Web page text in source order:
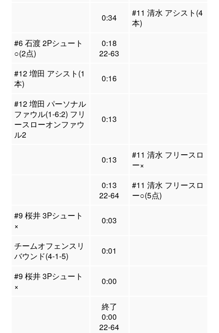
0:34
#11 清水 アシスト(4
本)
#6 石渡 2Pシュート
○(2点)
0:18
22-63
#12 増田 アシスト(1
本)
0:16
#12 増田 パーソナル
ファウル(1-6:2) フリ
ースローオンファウ
ル2
0:13
0:13
#11 清水 フリースロ
ー×
0:13
22-64
#11 清水 フリースロ
ー○(5点)
#9 桜井 3Pシュート
×
0:03
チームオフェンスリ
バウンド(4-1-5)
0:01
#9 桜井 3Pシュート
×
0:00
終了
0:00
22-64